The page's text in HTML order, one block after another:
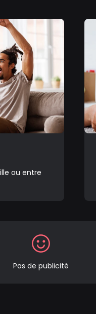
ou entre
Pas de publicité